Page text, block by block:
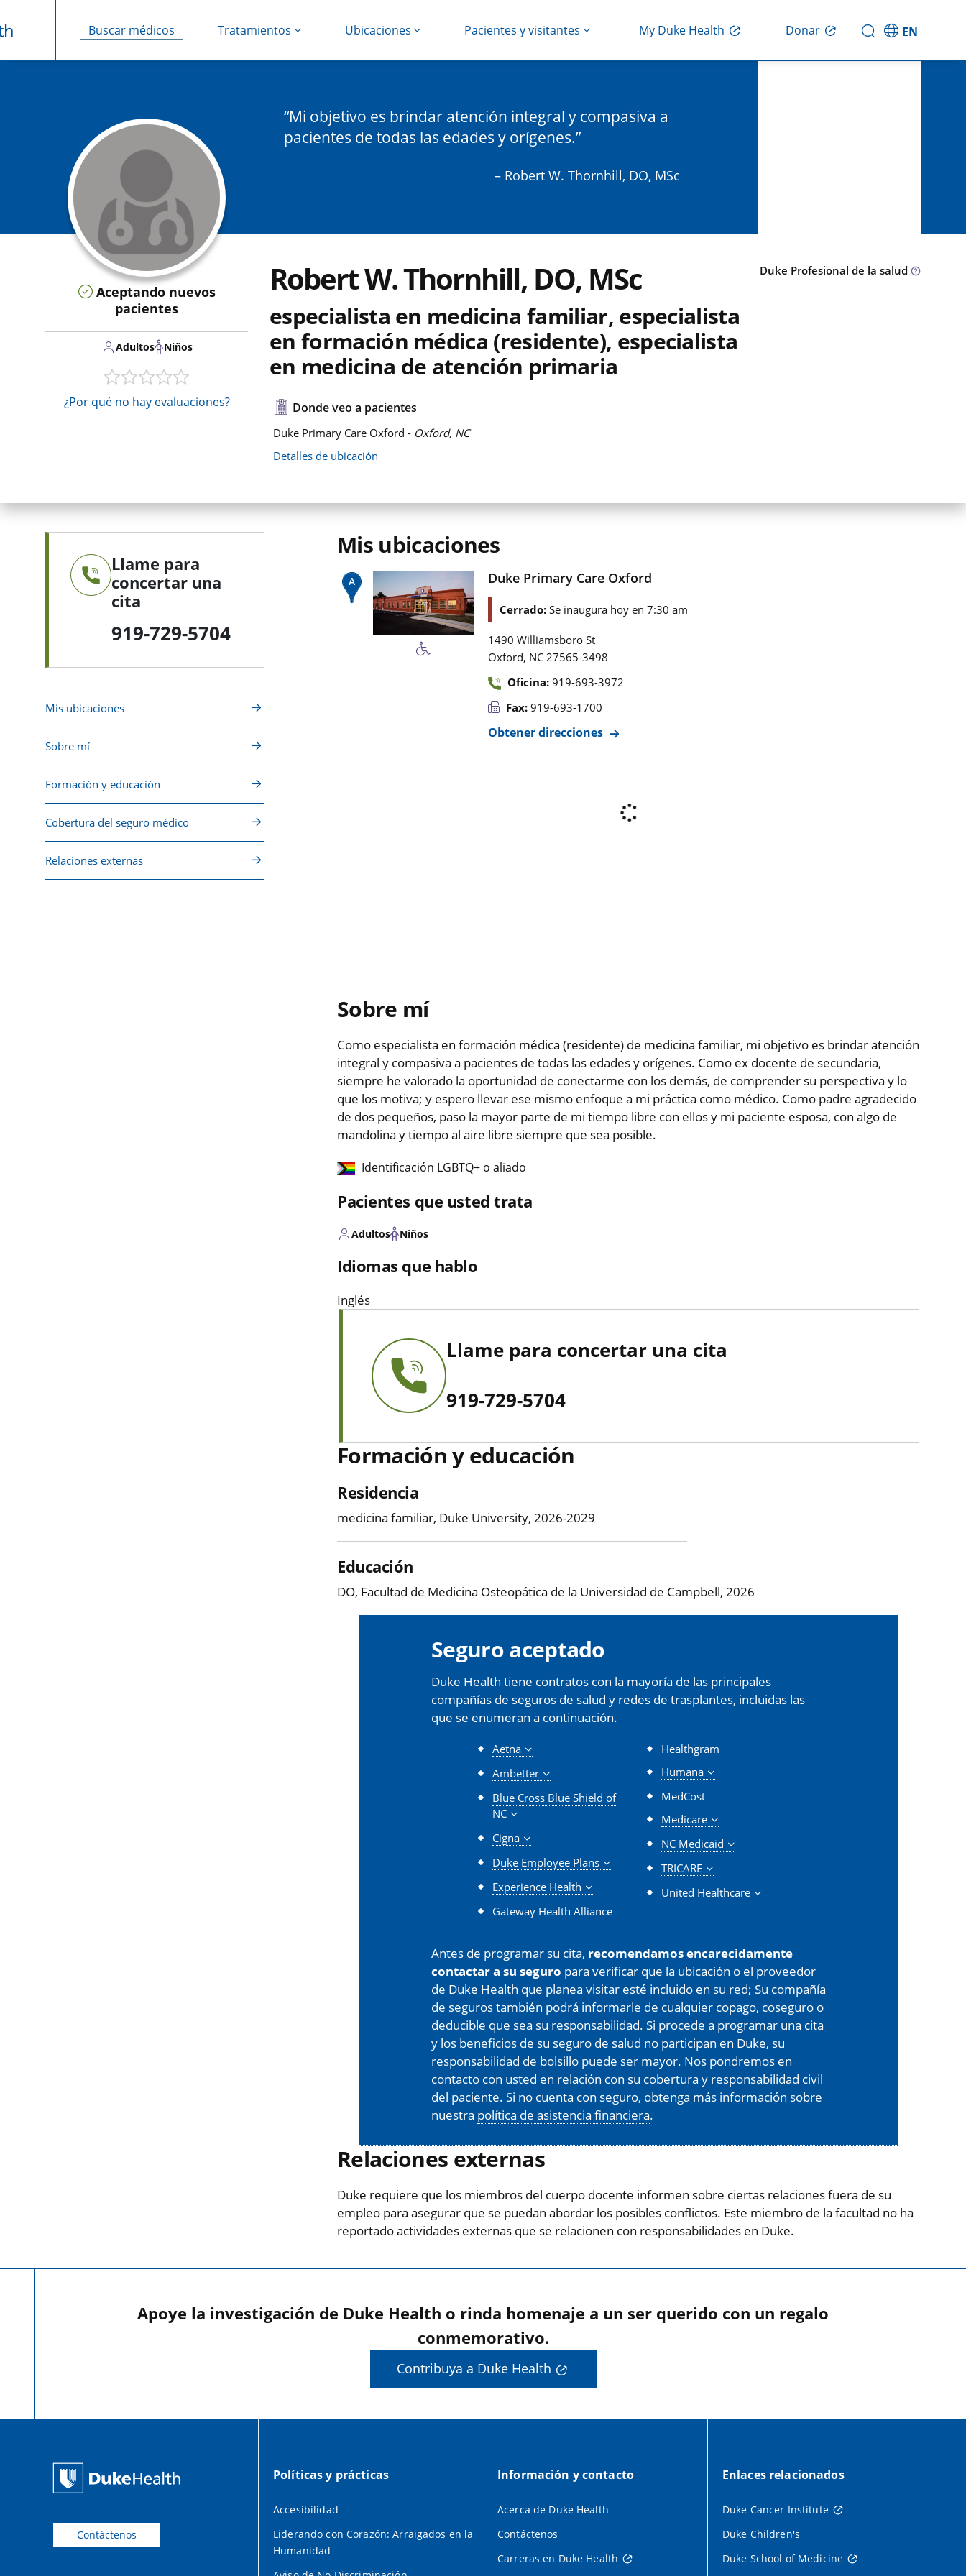
Buscar médicos Tratamientos Ubicaciones Pacientes y visitantes My Duke Health Donar EN
Aceptando nuevos
pacientes
Adultos Niños
¿Por qué no hay evaluaciones?
Mi objetivo es brindar atención integral y compasiva a
pacientes de todas las edades y orígenes.
– Robert W. Thornhill, DO, MSc
Robert W. Thornhill, DO, MSc
especialista en medicina familiar, especialista
en formación médica (residente), especialista
en medicina de atención primaria
Duke Profesional de la salud
Donde veo a pacientes
Duke Primary Care Oxford - Oxford, NC
Detalles de ubicación
Llame para
concertar una
cita
919-729-5704
Mis ubicaciones
Sobre mí
Formación y educación
Cobertura del seguro médico
Relaciones externas
Mis ubicaciones
Duke Primary Care Oxford
Cerrado: Se inaugura hoy en 7:30 am
1490 Williamsboro St
Oxford, NC 27565-3498
Oficina: 919-693-3972
Fax: 919-693-1700
Obtener direcciones
Sobre mí
Como especialista en formación médica (residente) de medicina familiar, mi objetivo es brindar atención
integral y compasiva a pacientes de todas las edades y orígenes. Como ex docente de secundaria,
siempre he valorado la oportunidad de conectarme con los demás, de comprender su perspectiva y lo
que los motiva; y espero llevar ese mismo enfoque a mi práctica como médico. Como padre agradecido
de dos pequeños, paso la mayor parte de mi tiempo libre con ellos y mi paciente esposa, con algo de
mandolina y tiempo al aire libre siempre que sea posible.
Identificación LGBTQ+ o aliado
Pacientes que usted trata
Adultos Niños
Idiomas que hablo
Inglés
Llame para concertar una cita
919-729-5704
Formación y educación
Residencia
medicina familiar, Duke University, 2026-2029
Educación
DO, Facultad de Medicina Osteopática de la Universidad de Campbell, 2026
Seguro aceptado
Duke Health tiene contratos con la mayoría de las principales
compañías de seguros de salud y redes de trasplantes, incluidas las
que se enumeran a continuación.
Aetna
Ambetter
Blue Cross Blue Shield of
NC
Cigna
Duke Employee Plans
Experience Health
Gateway Health Alliance
Healthgram
Humana
MedCost
Medicare
NC Medicaid
TRICARE
United Healthcare
Antes de programar su cita, recomendamos encarecidamente
contactar a su seguro para verificar que la ubicación o el proveedor
de Duke Health que planea visitar esté incluido en su red; Su compañía
de seguros también podrá informarle de cualquier copago, coseguro o
deducible que sea su responsabilidad. Si procede a programar una cita
y los beneficios de su seguro de salud no participan en Duke, su
responsabilidad de bolsillo puede ser mayor. Nos pondremos en
contacto con usted en relación con su cobertura y responsabilidad civil
del paciente. Si no cuenta con seguro, obtenga más información sobre
nuestra política de asistencia financiera.
Relaciones externas
Duke requiere que los miembros del cuerpo docente informen sobre ciertas relaciones fuera de su
empleo para asegurar que se puedan abordar los posibles conflictos. Este miembro de la facultad no ha
reportado actividades externas que se relacionen con responsabilidades en Duke.
Apoye la investigación de Duke Health o rinda homenaje a un ser querido con un regalo
conmemorativo.
Contribuya a Duke Health
Contáctenos
Políticas y prácticas
Accesibilidad
Liderando con Corazón: Arraigados en la
Humanidad
Información y contacto
Acerca de Duke Health
Contáctenos
Carreras en Duke Health
Enlaces relacionados
Duke Cancer Institute
Duke Children's
Duke School of Medicine